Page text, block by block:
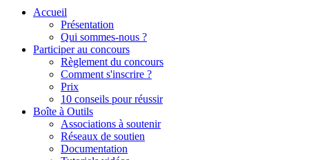
Accueil
Présentation
Qui sommes-nous ?
Participer au concours
Règlement du concours
Comment s'inscrire ?
Prix
10 conseils pour réussir
Boîte à Outils
Associations à soutenir
Réseaux de soutien
Documentation